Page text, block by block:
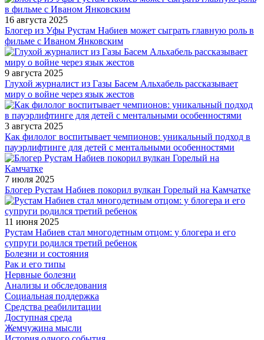
16 августа 2025
Блогер из Уфы Рустам Набиев может сыграть главную роль в
фильме с Иваном Янковским
9 августа 2025
Глухой журналист из Газы Басем Альхабель рассказывает
миру о войне через язык жестов
3 августа 2025
Как филолог воспитывает чемпионов: уникальный подход в
пауэрлифтинге для детей с ментальными особенностями
7 июля 2025
Блогер Рустам Набиев покорил вулкан Горелый на Камчатке
11 июня 2025
Рустам Набиев стал многодетным отцом: у блогера и его
супруги родился третий ребенок
Болезни и состояния
Рак и его типы
Нервные болезни
Анализы и обследования
Социальная поддержка
Средства реабилитации
Доступная среда
Жемчужина мысли